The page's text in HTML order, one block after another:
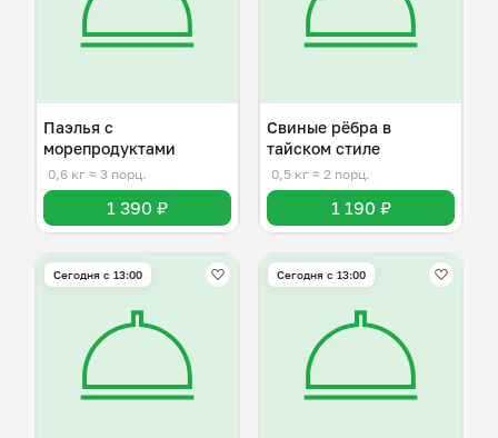
Паэлья с
морепродуктами
0,6 кг ≈ 3 порц.
1 390 ₽
Свиные рёбра в
тайском стиле
0,5 кг ≈ 2 порц.
1 190 ₽
Сегодня с 13:00 Сегодня с 13:00